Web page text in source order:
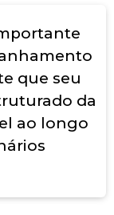
que seu
da
ao longo